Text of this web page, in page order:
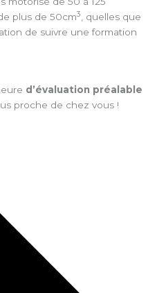
plus de 50cm3
, quelles que
de suivre une formation
d’évaluation préalable
proche de chez vous !